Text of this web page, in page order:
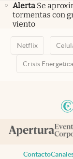
Alerta Se
tormentas con
viento
Netflix
Crisis Energetica
Contacto